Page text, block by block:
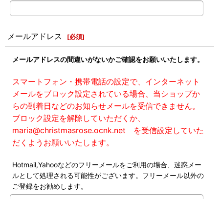
メールアドレス [必須]
メールアドレスの間違いがないかご確認をお願いいたします。
スマートフォン・携帯電話の設定で、インターネット
メールをブロック設定されている場合、当ショップか
らの到着日などのお知らせメールを受信できません。
ブロック設定を解除していただくか、
maria@christmasrose.ocnk.net を受信設定していた
だくようお願いいたします。
Hotmail,Yahooなどのフリーメールをご利用の場合、迷惑メー
ルとして処理される可能性がございます。フリーメール以外の
ご登録をお勧めします。